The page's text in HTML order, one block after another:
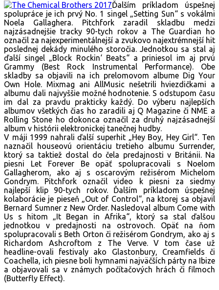
Ďalším príkladom úspešnej
spolupráce je ich prvý No. 1 singel „Setting Sun“ s vokálmi
Noela Gallaghera. Pitchfork zaradil skladbu medzi
najzásadnejšie tracky 90-tych rokov a The Guardian ho
označil za najexperimentálnejší a zvukovo najextrémnejší hit
poslednej dekády minulého storočia. Jednotkou sa stal aj
ďalší singel „Block Rockin‘ Beats“ a priniesol im aj prvú
Grammy (Best Rock Instrumental Performance). Obe
skladby sa objavili na ich prelomovom albume Dig Your
Own Hole. Mixmag ani AllMusic nešetrili hviezdičkami a
albumu dali najvyššie možné hodnotenie. S odstupom času
im dal za pravdu prakticky každý. Do výberu najlepších
albumov všetkých čias ho zaradili aj Q Magazine či NME a
Rolling Stone ho dokonca označil za druhý najzásadnejší
album v histórii elektronickej tanečnej hudby.
V máji 1999 nahrali ďalší superhit „Hey Boy, Hey Girl“. Ten
naznačil houseovú orientáciu tretieho albumu Surrender,
ktorý sa taktiež dostal do čela predajnosti v Británii. Na
piesni Let Forever Be opäť spolupracovali s Noelom
Gallagherom, ako aj s oscarovým režisérom Michelom
Gondrym. Pitchfork označil video k piesni za siedmy
najlepší klip 90-tych rokov. Ďalším príkladom úspešnej
kolaborácie je pieseň „Out of Control“, na ktorej sa objavil
Bernard Sumner z New Order. Nasledoval album Come with
Us s hitom „It Began in Afrika“, ktorý sa stal ďalšou
jednotkou v predajnosti na ostrovoch. Opäť na ňom
spolupracovali s Beth Orton či režisérom Gondrym, ako aj s
Richardom Ashcroftom z The Verve. V tom čase už
headline-ovali festivaly ako Glastonbury, Creamfields či
Coachella, ich piesne boli hymnami najväčších párty na Ibize
a objavovali sa v známych počítačových hrách či filmoch
(Butterfly Effect).